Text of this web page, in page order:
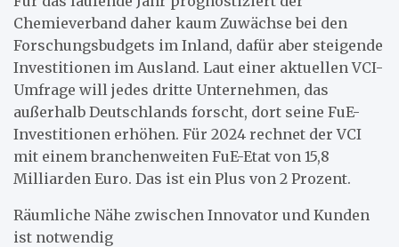
Chemieverband daher kaum Zuwächse bei den
Forschungsbudgets im Inland, dafür aber steigende
Investitionen im Ausland. Laut einer aktuellen VCI-
Umfrage will jedes dritte Unternehmen, das
außerhalb Deutschlands forscht, dort seine FuE-
Investitionen erhöhen. Für 2024 rechnet der VCI
mit einem branchenweiten FuE-Etat von 15,8
Milliarden Euro. Das ist ein Plus von 2 Prozent.
Räumliche Nähe zwischen Innovator und Kunden
ist notwendig